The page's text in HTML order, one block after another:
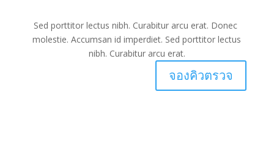
Sed porttitor lectus nibh. Curabitur arcu erat. Donec
molestie. Accumsan id imperdiet. Sed porttitor lectus
nibh. Curabitur arcu erat.
จองคิวตรวจ